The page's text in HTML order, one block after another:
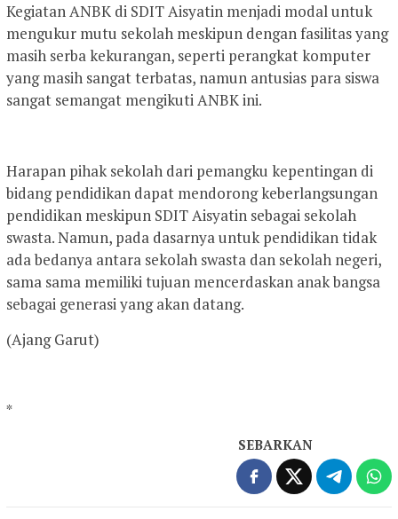
Kegiatan ANBK di SDIT Aisyatin menjadi modal untuk
mengukur mutu sekolah meskipun dengan fasilitas yang
masih serba kekurangan, seperti perangkat komputer
yang masih sangat terbatas, namun antusias para siswa
sangat semangat mengikuti ANBK ini.
Harapan pihak sekolah dari pemangku kepentingan di
bidang pendidikan dapat mendorong keberlangsungan
pendidikan meskipun SDIT Aisyatin sebagai sekolah
swasta. Namun, pada dasarnya untuk pendidikan tidak
ada bedanya antara sekolah swasta dan sekolah negeri,
sama sama memiliki tujuan mencerdaskan anak bangsa
sebagai generasi yang akan datang.
(Ajang Garut)
*
SEBARKAN